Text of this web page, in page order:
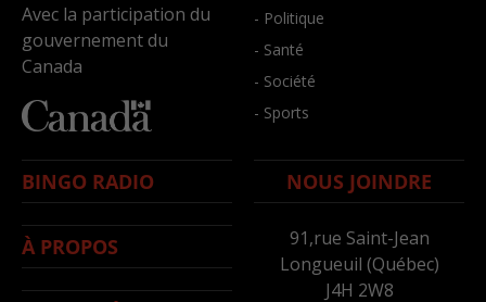
Avec la participation du
gouvernement du
Canada
- Politique
- Santé
- Société
- Sports
BINGO RADIO
À PROPOS
NOUS JOINDRE
91,rue Saint-Jean
Longueuil (Québec)
J4H 2W8